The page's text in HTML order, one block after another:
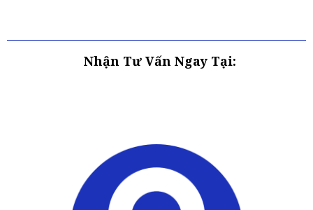
Nhận Tư Vấn Ngay Tại: